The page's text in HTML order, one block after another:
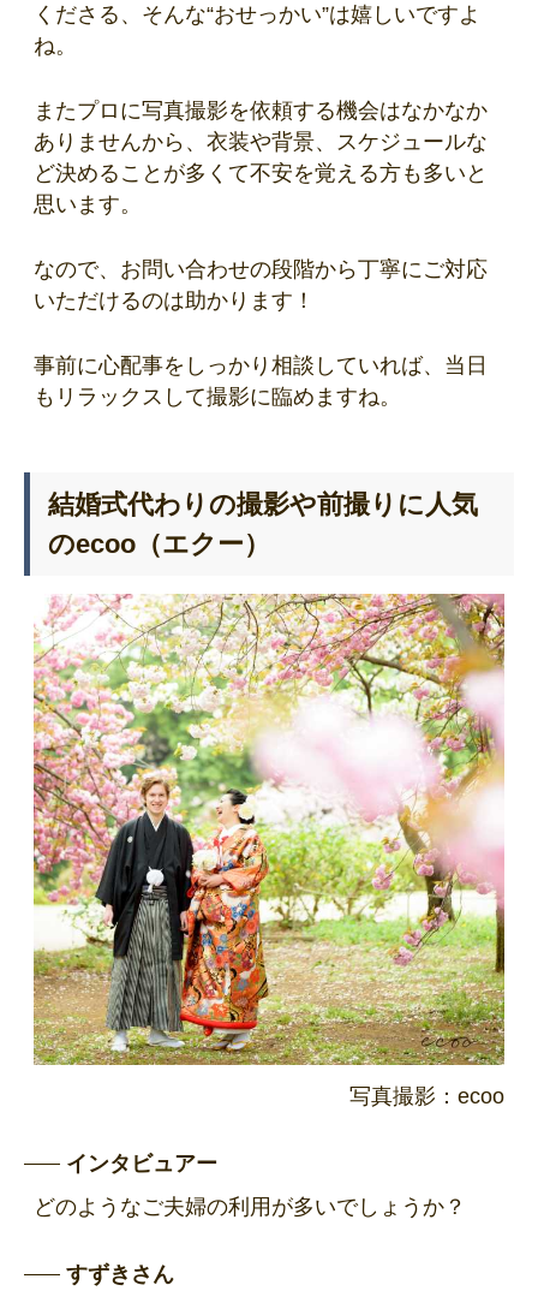
くださる、そんな“おせっかい”は嬉しいですよ
ね。
またプロに写真撮影を依頼する機会はなかなか
ありませんから、衣装や背景、スケジュールな
ど決めることが多くて不安を覚える方も多いと
思います。
なので、お問い合わせの段階から丁寧にご対応
いただけるのは助かります！
事前に心配事をしっかり相談していれば、当日
もリラックスして撮影に臨めますね。
結婚式代わりの撮影や前撮りに人気
のecoo（エクー）
写真撮影：ecoo
インタビュアー
どのようなご夫婦の利用が多いでしょうか？
すずきさん